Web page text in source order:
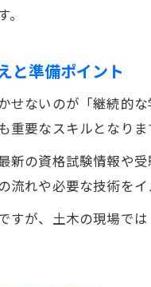
と準備ポイント
せないのが「継続的
要なスキルとなりま
新の資格試験情報や
れや必要な技術をイ
すが、土木の現場で